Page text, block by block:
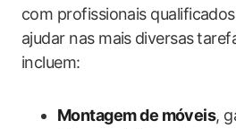
com profissionais
ajudar nas mais⁣ diversas⁣
incluem:
Montagem de​ móveis,